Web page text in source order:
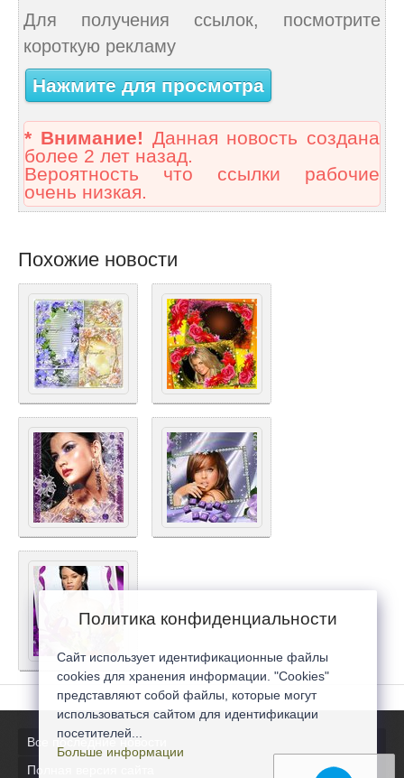
Для получения ссылок, посмотрите
короткую рекламу
Нажмите для просмотра
* Внимание! Данная новость создана
более 2 лет назад.
Вероятность что ссылки рабочие
очень низкая.
Похожие новости
Все последние новости
Полная версия сайта
Политика конфиденциальности
Сайт использует идентификационные файлы
cookies для хранения информации. "Cookies"
представляют собой файлы, которые могут
использоваться сайтом для идентификации
посетителей...
Больше информации